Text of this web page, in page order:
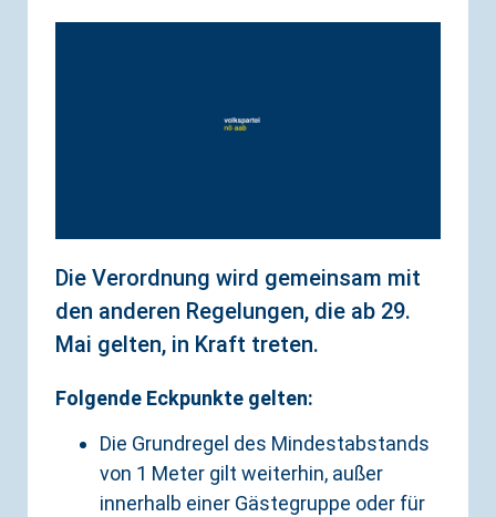
Die Verordnung wird gemeinsam mit
den anderen Regelungen, die ab 29.
Mai gelten, in Kraft treten.
Folgende Eckpunkte gelten:
Die Grundregel des Mindestabstands
von 1 Meter gilt weiterhin, außer
innerhalb einer Gästegruppe oder für